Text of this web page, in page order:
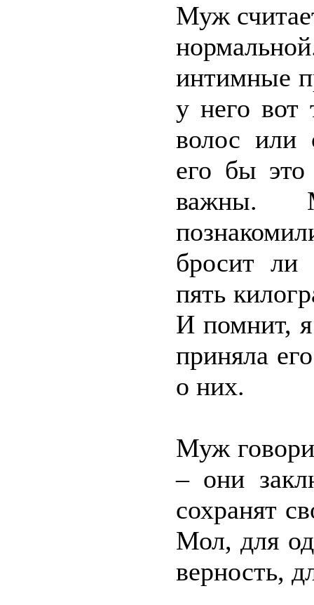
Муж
интимные
у него вот
волос или
его бы
важны.
бросит ли
пять
И помнит,
приняла
о них.
Муж
– они
сохранят
Мол, для
верность,